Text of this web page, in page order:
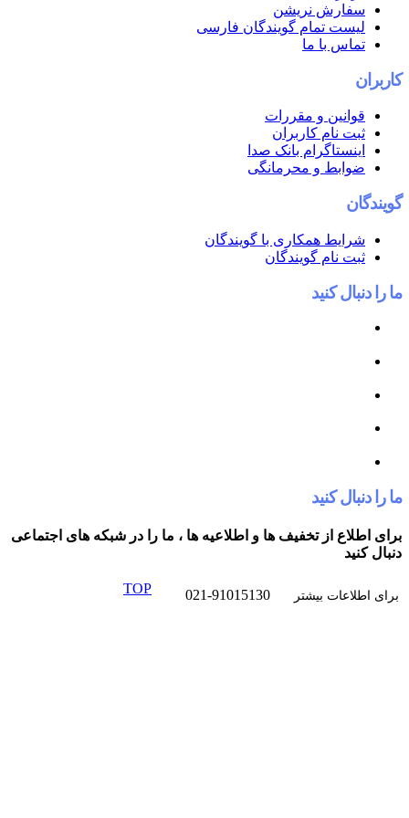
نریشن
تمام گویندگان فارسی
ما
و مقررات
کاربران
بانک صدا
و محرمانگی
همکاری با گویندگان
گویندگان
از تخفیف ها و اطلاعیه ها ، ما را در شبکه های اجتماعی
بیشتر 021-91015130
TOP